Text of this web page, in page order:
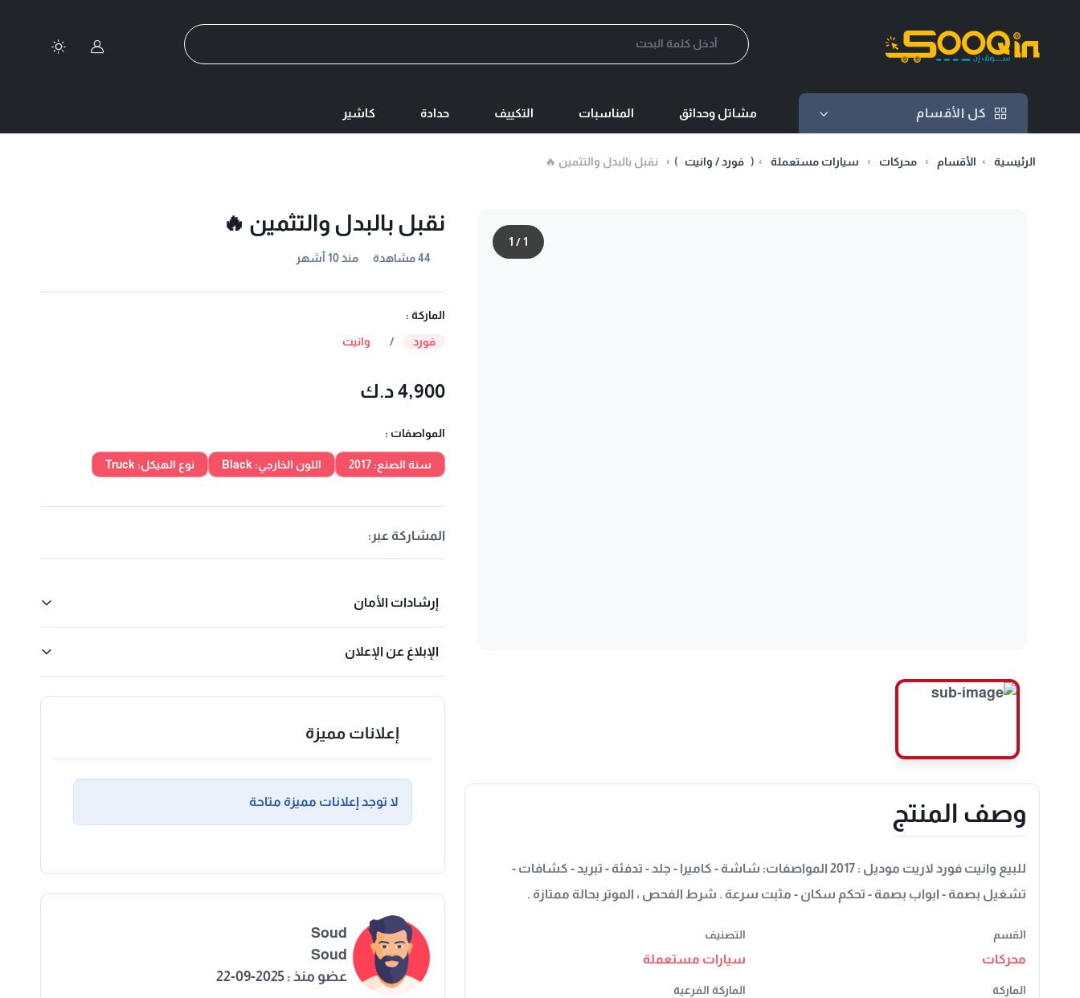
تسجيل الدخول
كل الأقسام
كل الأقسام
مشاتل وحدائق المناسبات التكييف حدادة كاشير
الرئيسية الأقسام محركات سيارات مستعملة ( فورد / وانيت ) نقبل بالبدل والتثمين 🔥
1
/
1
وصف المنتج
للبيع وانيت فورد لاريت موديل : 2017 المواصفات: شاشة - كاميرا - جلد - تدفئة - تبريد - كشافات -
تشغيل بصمة - ابواب بصمة - تحكم سكان - مثبت سرعة . شرط الفحص ، الموتر بحالة ممتازة .
القسم
محركات
التصنيف
سيارات مستعملة
الماركة الماركة الفرعية
نقبل بالبدل والتثمين 🔥
44 مشاهدة منذ 10 أشهر
الماركة :
فورد / وانيت
4,900 د.ك
المواصفات :
سنة الصنع: 2017 اللون الخارجي: Black نوع الهيكل: Truck
المشاركة عبر:
إرشادات الأمان
الإبلاغ عن الإعلان
إعلانات مميزة
لا توجد إعلانات مميزة متاحة
Soud
Soud
عضو منذ : 2025-09-22